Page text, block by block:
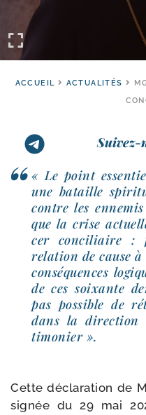
ACCUEIL ACTUALITÉS
Suivez-
« Le point
une bataille
contre les
que la crise
cer conci­liaire :
rela­tion de cause
consé­quences
de ces soixante
pas pos­sible de
dans la
timonier ».
Cette décla­ra­tion de
signée du 29 mai